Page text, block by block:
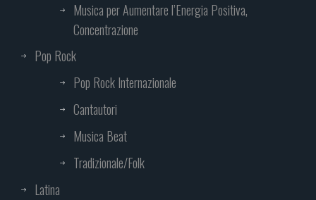
Musica per Aumentare l’Energia Positiva,
Concentrazione
Pop Rock
Pop Rock Internazionale
Cantautori
Musica Beat
Tradizionale/Folk
Latina